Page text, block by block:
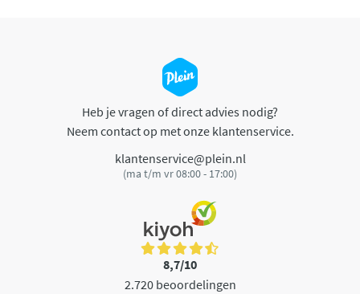
Heb je vragen of direct advies nodig?
Neem contact op met onze klantenservice.
klantenservice@plein.nl
(ma t/m vr 08:00 - 17:00)
8,7/10
2.720 beoordelingen